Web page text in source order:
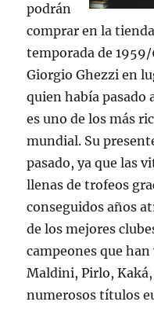
podrán
comprar en la
temporada de
Giorgio Ghezzi en
quien había pasado
es uno de los más
mundial. Su
pasado, ya que las
llenas de trofeos
conseguidos años
de los mejores
campeones que
Maldini, Pirlo, Kaká,
numerosos títulos